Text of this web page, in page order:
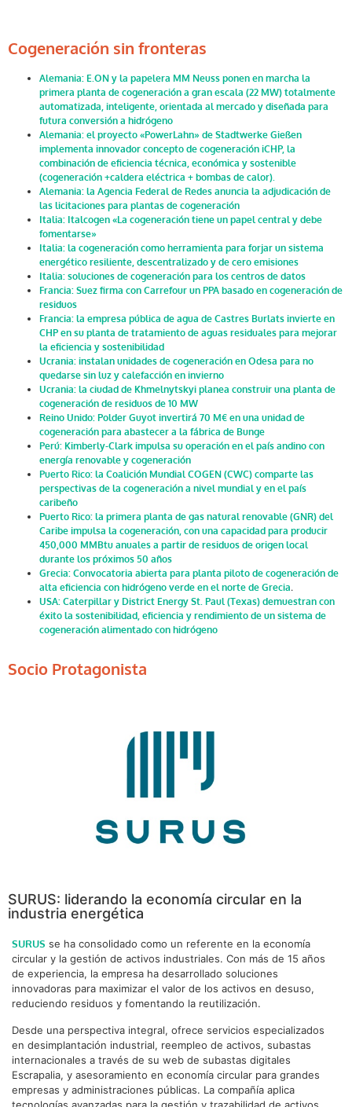
Cogeneración sin fronteras
Alemania: E.ON y la papelera MM Neuss ponen en marcha la
primera planta de cogeneración a gran escala (22 MW) totalmente
automatizada, inteligente, orientada al mercado y diseñada para
futura conversión a hidrógeno
Alemania: el proyecto «PowerLahn» de Stadtwerke Gießen
implementa innovador concepto de cogeneración iCHP, la
combinación de eficiencia técnica, económica y sostenible
(cogeneración +caldera eléctrica + bombas de calor).
Alemania: la Agencia Federal de Redes anuncia la adjudicación de
las licitaciones para plantas de cogeneración
Italia: Italcogen «La cogeneración tiene un papel central y debe
fomentarse»
Italia: la cogeneración como herramienta para forjar un sistema
energético resiliente, descentralizado y de cero emisiones
Italia: soluciones de cogeneración para los centros de datos
Francia: Suez firma con Carrefour un PPA basado en cogeneración de
residuos
Francia: la empresa pública de agua de Castres Burlats invierte en
CHP en su planta de tratamiento de aguas residuales para mejorar
la eficiencia y sostenibilidad
Ucrania: instalan unidades de cogeneración en Odesa para no
quedarse sin luz y calefacción en invierno
Ucrania: la ciudad de Khmelnytskyi planea construir una planta de
cogeneración de residuos de 10 MW
Reino Unido: Polder Guyot invertirá 70 M€ en una unidad de
cogeneración para abastecer a la fábrica de Bunge
Perú: Kimberly-Clark impulsa su operación en el país andino con
energía renovable y cogeneración
Puerto Rico: la Coalición Mundial COGEN (CWC) comparte las
perspectivas de la cogeneración a nivel mundial y en el país
caribeño
Puerto Rico: la primera planta de gas natural renovable (GNR) del
Caribe impulsa la cogeneración, con una capacidad para producir
450,000 MMBtu anuales a partir de residuos de origen local
durante los próximos 50 años
Grecia: Convocatoria abierta para planta piloto de cogeneración de
alta eficiencia con hidrógeno verde en el norte de Grecia.
USA: Caterpillar y District Energy St. Paul (Texas) demuestran con
éxito la sostenibilidad, eficiencia y rendimiento de un sistema de
cogeneración alimentado con hidrógeno
Socio Protagonista
SURUS: liderando la economía circular en la
industria energética
SURUS se ha consolidado como un referente en la economía
circular y la gestión de activos industriales. Con más de 15 años
de experiencia, la empresa ha desarrollado soluciones
innovadoras para maximizar el valor de los activos en desuso,
reduciendo residuos y fomentando la reutilización.
Desde una perspectiva integral, ofrece servicios especializados
en desimplantación industrial, reempleo de activos, subastas
internacionales a través de su web de subastas digitales
Escrapalia, y asesoramiento en economía circular para grandes
empresas y administraciones públicas. La compañía aplica